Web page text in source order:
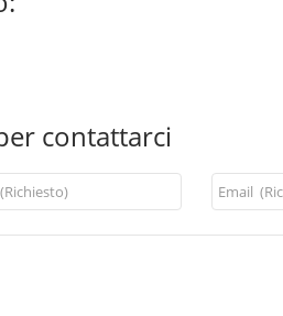
contattarci